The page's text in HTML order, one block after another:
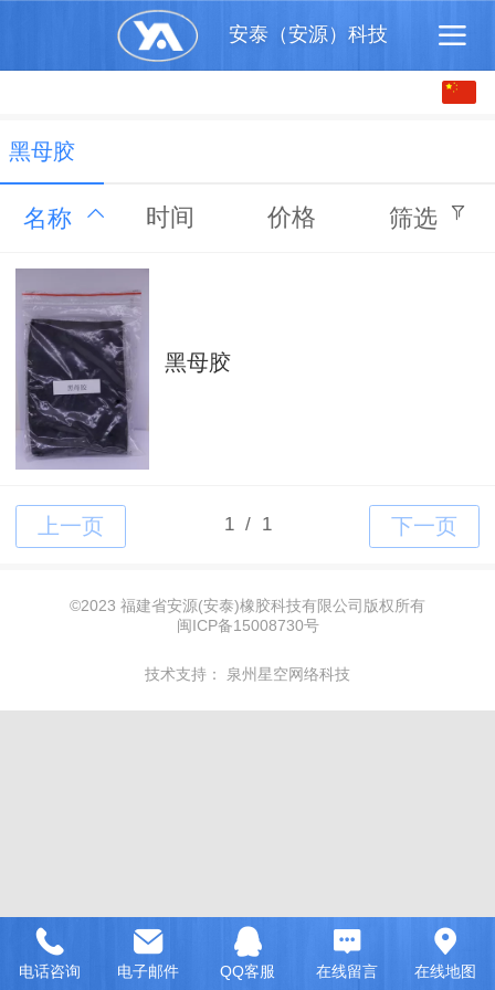
安泰（安源）科技
黑母胶
名称 时间 价格 筛选
黑母胶
©2023 福建省安源(安泰)橡胶科技有限公司版权所有
闽ICP备15008730号
技术支持： 泉州星空网络科技
电话咨询 电子邮件 QQ客服 在线留言 在线地图